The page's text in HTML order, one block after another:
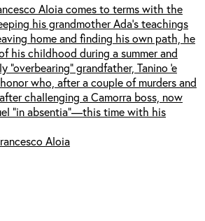
Aloia comes to terms with the
his grandmother Ada's teachings
home and finding his own path, he
his childhood during a summer and
"overbearing" grandfather, Tanino 'e
who, after a couple of murders and
challenging a Camorra boss, now
"in absentia"—this time with his
Aloia